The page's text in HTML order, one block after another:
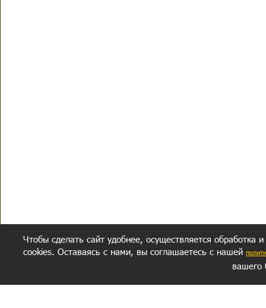
Чтобы сделать сайт удобнее, осуществляется обработка
cookies. Оставаясь с нами, вы соглашаетесь с нашей
вашего